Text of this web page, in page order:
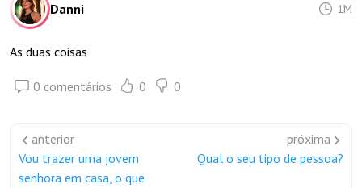
Danni 1M
As duas coisas
0 comentários 0 0
anterior
Vou trazer uma jovem
senhora em casa, o que
próxima
Qual o seu tipo de pessoa?